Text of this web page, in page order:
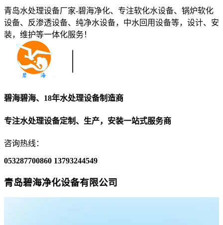
青岛水处理设备厂家-碧海净化、专注软化水设备、锅炉软化
设备、反渗透设备、纯净水设备，中水回用设备等，设计、安
装，维护等一体化服务！
碧海碧海、18年水处理设备制造商
专注水处理设备定制、生产，安装一站式服务商
咨询热线：
053287700860 13793244549
青岛碧海净化设备有限公司